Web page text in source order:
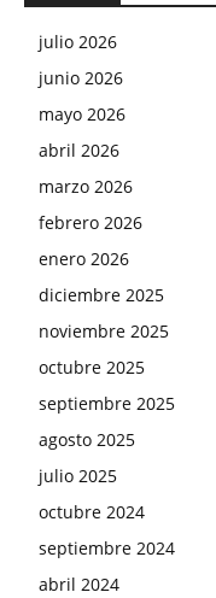
julio 2026
junio 2026
mayo 2026
abril 2026
marzo 2026
febrero 2026
enero 2026
diciembre 2025
noviembre 2025
octubre 2025
septiembre 2025
agosto 2025
julio 2025
octubre 2024
septiembre 2024
abril 2024